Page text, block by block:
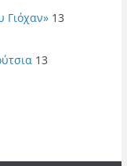
Γιόχαν» 13
13